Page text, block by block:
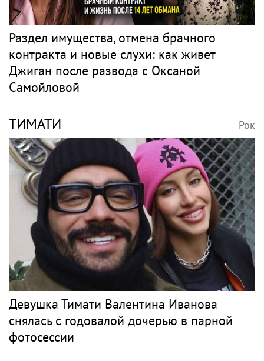
Раздел имущества, отмена брачного
контракта и новые слухи: как живет
Джиган после развода с Оксаной
Самойловой
ТИМАТИ Рок
Девушка Тимати Валентина Иванова
снялась с годовалой дочерью в парной
фотосессии